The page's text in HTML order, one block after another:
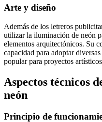
Arte y diseño
Además de los letreros
utilizar la iluminación de neón
elementos arquitectónicos. Su
capacidad para adoptar
popular para proyectos
Aspectos técnicos
neón
Principio de